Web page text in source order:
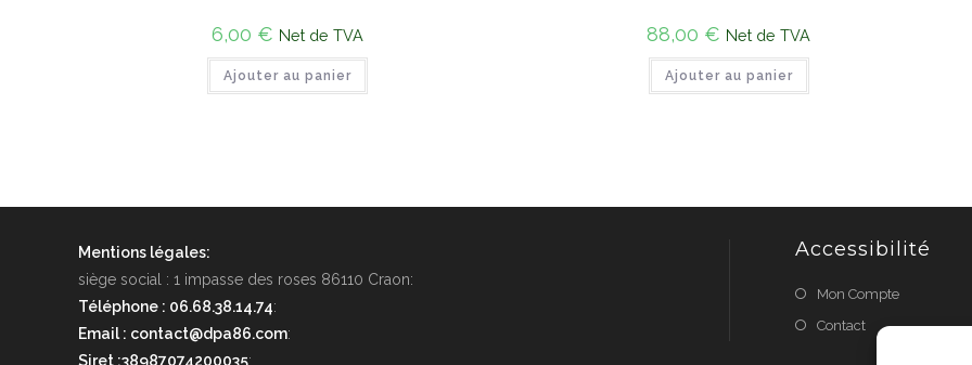
6,00 € Net de TVA
Ajouter au panier
88,00 € Net de TVA
Ajouter au panier
Mentions légales:
siège social : 1 impasse des roses 86110 Craon:
Téléphone : 06.68.38.14.74:
Email : contact@dpa86.com:
Siret :38987074200035:
Accessibilité
Mon Compte
Contact